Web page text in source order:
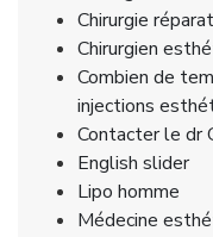
Chirurgie
Chirurgien
Combien de
injections
Contacter le dr
English slider
Lipo homme
Médecine